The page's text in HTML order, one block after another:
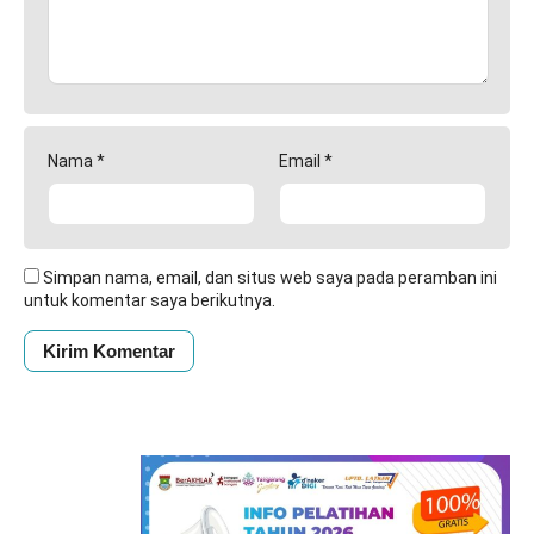
Nama * Email *
Simpan nama, email, dan situs web saya pada peramban ini
untuk komentar saya berikutnya.